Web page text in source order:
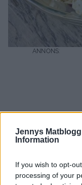
Jennys
Information
If you wish to opt-
processing of your